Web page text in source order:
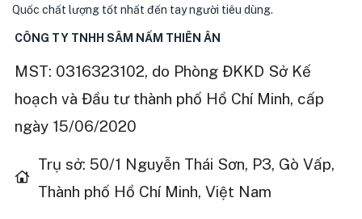
Quốc chất lượng tốt nhất đến tay người tiêu dùng.
CÔNG TY TNHH SÂM NẤM THIÊN ÂN
MST: 0316323102, do Phòng ĐKKD Sở Kế
hoạch và Đầu tư thành phố Hồ Chí Minh, cấp
ngày 15/06/2020
Trụ sở: 50/1 Nguyễn Thái Sơn, P3, Gò Vấp,
Thành phố Hồ Chí Minh, Việt Nam